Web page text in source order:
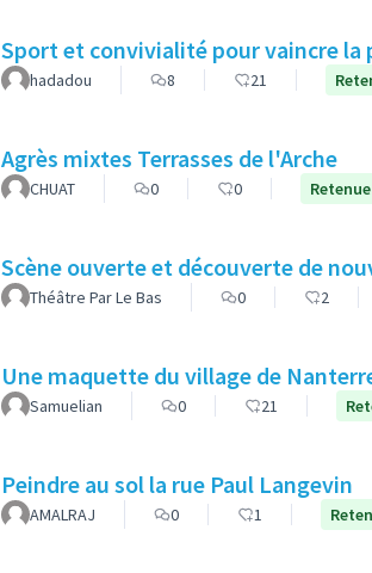
Sport et convivialité pour vaincre la
hadadou 8 21
Agrès mixtes Terrasses de l'Arche
CHUAT 0 0 Retenue
Scène ouverte et découverte de
Théâtre Par Le Bas 0 2
Une maquette du village de
Samuelian 0 21
Peindre au sol la rue Paul Langevin
AMALRAJ 0 1